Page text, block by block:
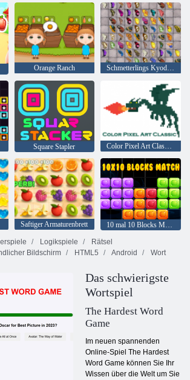
Orange Ranch Schmetterlings Kyodai HD
Square Stapler Color Pixel Art Classic Classic
Saftiger Armaturenbrett
10 mal 10 Blocks Match
Logikspiele
Rätsel
Bildschirm
HTML5 Android Wort
Das schwierigste
Wortspiel
The Hardest Word
Game
Im neuen spannenden
Online-Spiel The Hardest
Word Game können Sie Ihr
Wissen über die Welt um Sie